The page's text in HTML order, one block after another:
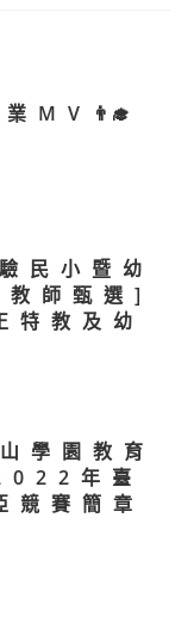
MV👨‍🎓
民小暨幼
師甄選]
特教及幼
學園教育
年臺
競賽簡章